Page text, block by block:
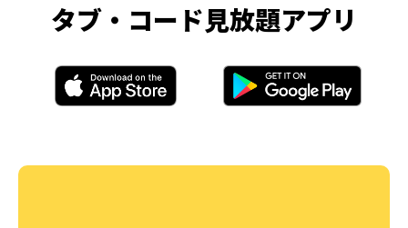
タブ・コード見放題アプリ